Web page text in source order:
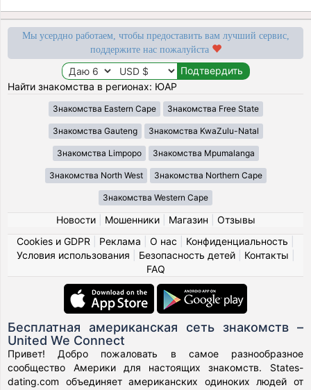
Мы усердно работаем, чтобы предоставить вам лучший сервис,
поддержите нас пожалуйста
Найти знакомства в регионах: ЮАР
Знакомства Eastern Cape Знакомства Free State
Знакомства Gauteng Знакомства KwaZulu-Natal
Знакомства Limpopo Знакомства Mpumalanga
Знакомства North West Знакомства Northern Cape
Знакомства Western Cape
Новости| Мошенники| Магазин
Отзывы
Cookies и GDPR
Реклама О нас Конфиденциальность
Условия использования
Безопасность детей| Контакты
FAQ
Бесплатная американская сеть знакомств –
United We Connect
Привет! Добро пожаловать в самое разнообразное
сообщество Америки для настоящих знакомств. States-
dating.com объединяет американских одиноких людей от